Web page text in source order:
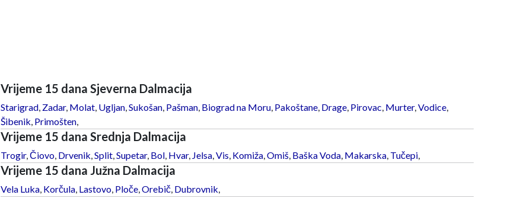
Vrijeme 15 dana Sjeverna Dalmacija
Starigrad, Zadar, Molat, Ugljan, Sukošan, Pašman, Biograd na Moru, Pakoštane, Drage, Pirovac Murter, Vodice,
Šibenik Primošten,
Vrijeme 15 dana Srednja Dalmacija
Trogir, Čiovo, Drvenik Split, Supetar, Bol, Hvar, Jelsa, Vis Komiža, Omiš, Baška Voda, Makarska, Tučepi,
Vrijeme 15 dana Južna Dalmacija
Vela Luka, Korčula, Lastovo, Ploče, Orebič, Dubrovnik